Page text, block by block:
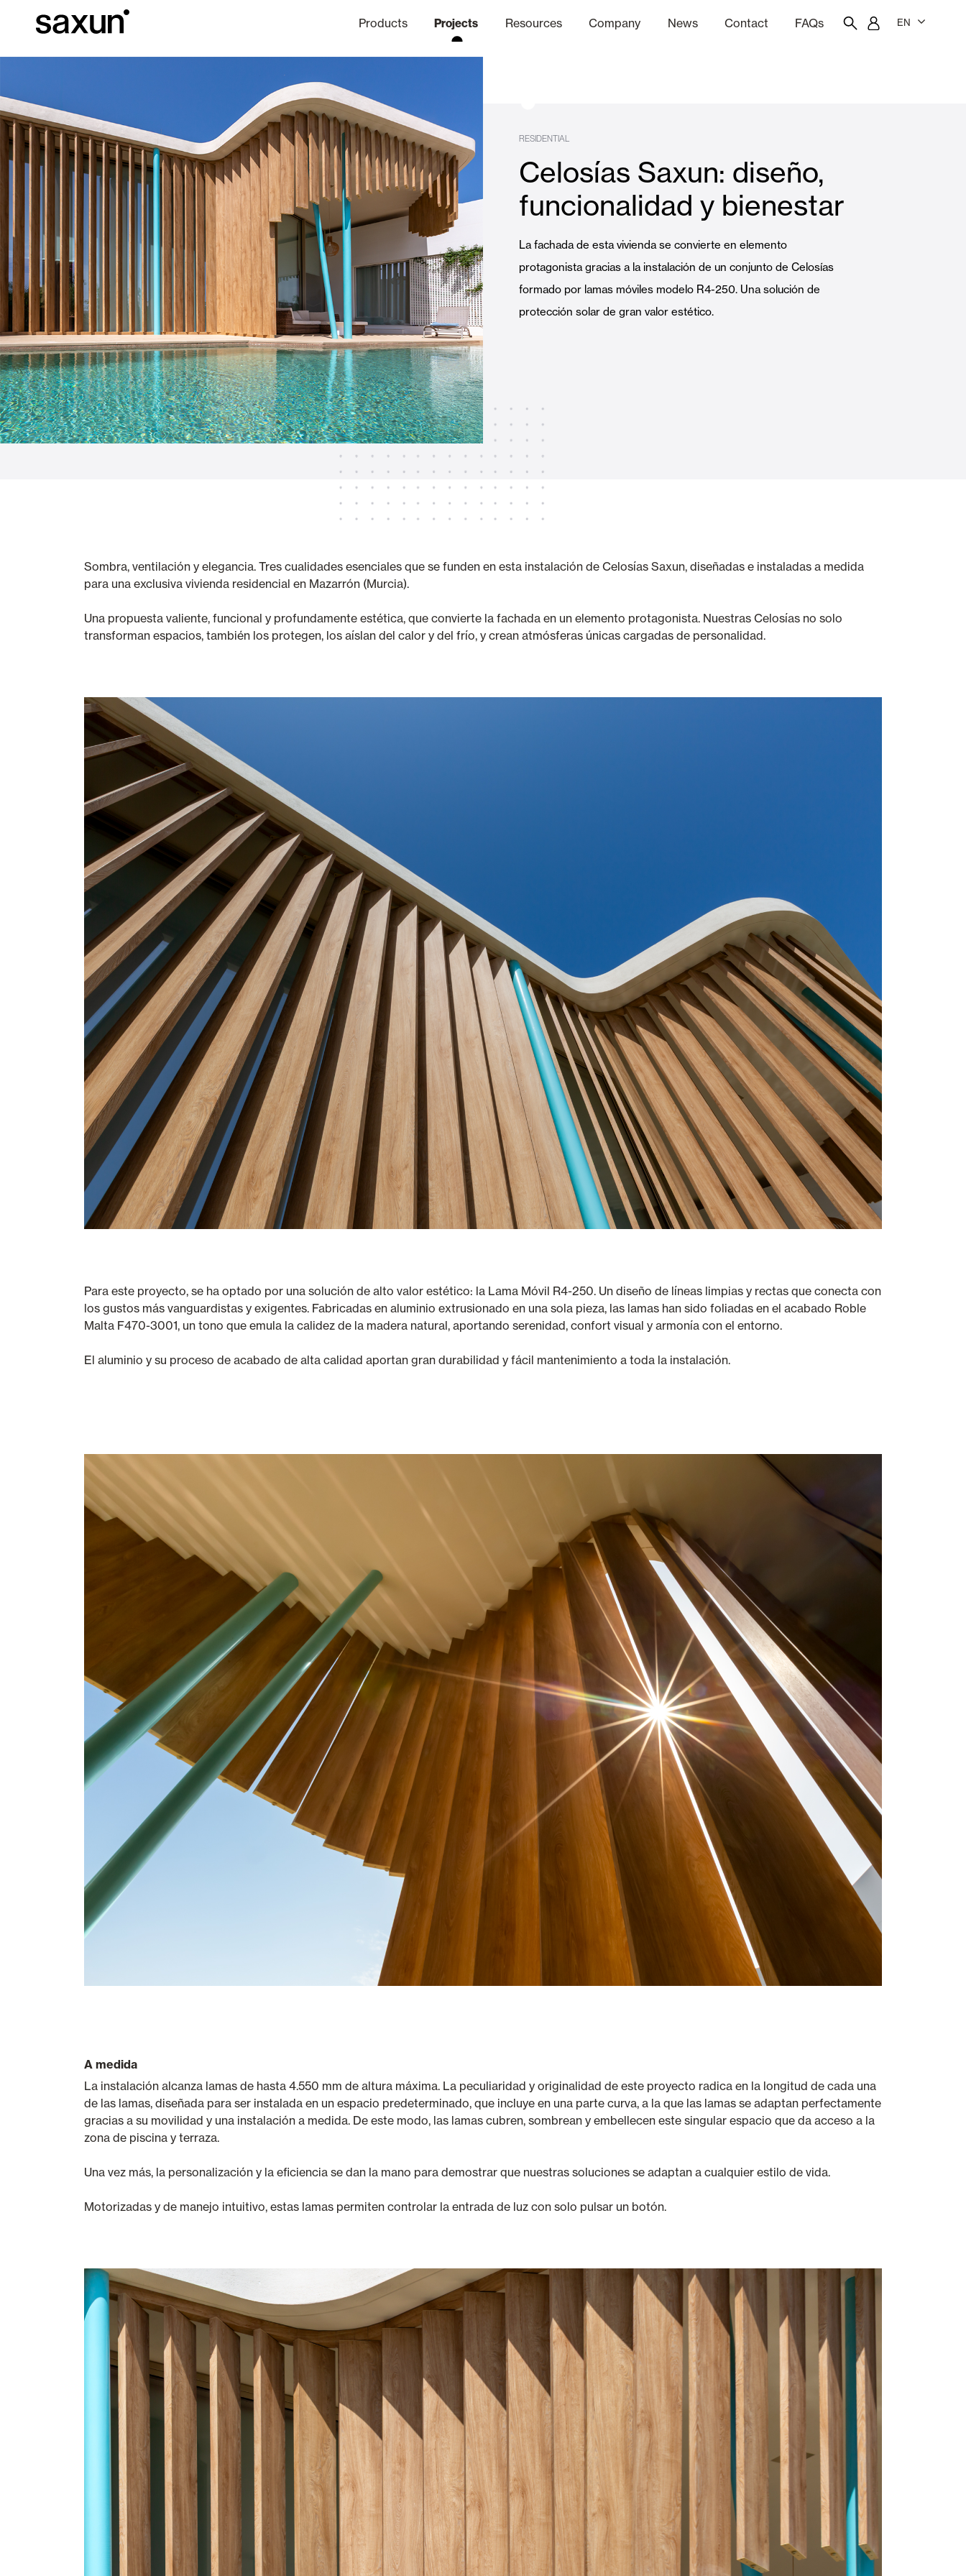
Products
Rolling Shutters and Boxes Pergolas Curtain and Blinds
Glass Curtains Alicantina Shutters and PVC Curtains
Garage Doors and Rolling Doors Smart Home and Automation
Projects
Hotels, restaurants and cafes Offices
Resources
Download Technical information
Company
About us Ethics Channel
News Contact FAQs EN
RESIDENTIAL
Celosías Saxun: diseño,
funcionalidad y bienestar
La fachada de esta vivienda se convierte en elemento
protagonista gracias a la instalación de un conjunto de Celosías
formado por lamas móviles modelo R4-250. Una solución de
protección solar de gran valor estético.
Sombra, ventilación y elegancia. Tres cualidades esenciales que se funden en esta instalación de Celosías Saxun, diseñadas e instaladas a medida
para una exclusiva vivienda residencial en Mazarrón (Murcia).
Una propuesta valiente, funcional y profundamente estética, que convierte la fachada en un elemento protagonista. Nuestras Celosías no solo
transforman espacios, también los protegen, los aíslan del calor y del frío, y crean atmósferas únicas cargadas de personalidad.
Para este proyecto, se ha optado por una solución de alto valor estético: la Lama Móvil R4-250. Un diseño de líneas limpias y rectas que conecta con
los gustos más vanguardistas y exigentes. Fabricadas en aluminio extrusionado en una sola pieza, las lamas han sido foliadas en el acabado Roble
Malta F470-3001, un tono que emula la calidez de la madera natural, aportando serenidad, confort visual y armonía con el entorno.
El aluminio y su proceso de acabado de alta calidad aportan gran durabilidad y fácil mantenimiento a toda la instalación.
A medida
La instalación alcanza lamas de hasta 4.550 mm de altura máxima. La peculiaridad y originalidad de este proyecto radica en la longitud de cada una
de las lamas, diseñada para ser instalada en un espacio predeterminado, que incluye en una parte curva, a la que las lamas se adaptan perfectamente
gracias a su movilidad y una instalación a medida. De este modo, las lamas cubren, sombrean y embellecen este singular espacio que da acceso a la
zona de piscina y terraza.
Una vez más, la personalización y la eficiencia se dan la mano para demostrar que nuestras soluciones se adaptan a cualquier estilo de vida.
Motorizadas y de manejo intuitivo, estas lamas permiten controlar la entrada de luz con solo pulsar un botón.